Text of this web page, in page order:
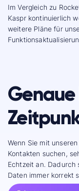
Im Vergleich zu
Kaspr kontinuierlich
weitere Pläne für
Wenn Sie mit
Kontakten suchen,
Echtzeit an. Dadurch
Daten immer korrekt